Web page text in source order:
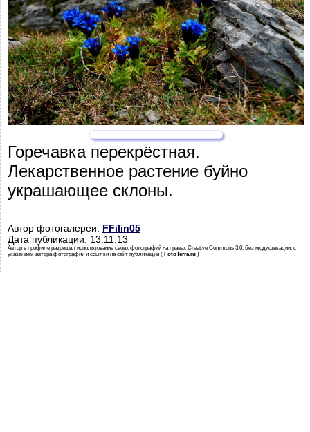
Горечавка перекрёстная.
Лекарственное растение буйно
украшающее склоны.
Автор фотогалереи: FFilin05
Дата публикации: 13.11.13
Автор в профиле разрешил использование своих фотографий на правах Creative Commons 3.0, без модификации, с
указанием автора фотографии и ссылки на сайт публикации ( FotoTerra.ru )